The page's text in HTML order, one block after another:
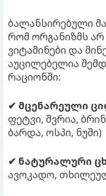
ბალანსირებული
რომ ორგანიზმს
ვიტამინები და
აუცილებელია
რაციონში:
✔ მცენარეული
ფეტვი, შვრია,
ბარდა, ოსპი, ნუში)
✔ ნატურალური
ავოკადო,